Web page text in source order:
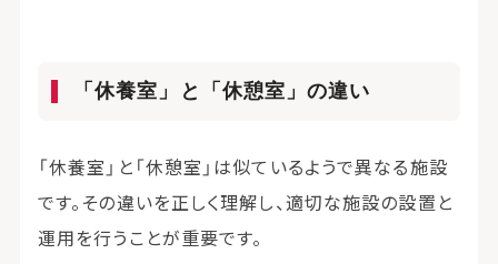
「休養室」と「休憩室」の違い
「休養室」と「休憩室」は似ているようで異なる施設
です。その違いを正しく理解し、適切な施設の設置と
運用を行うことが重要です。